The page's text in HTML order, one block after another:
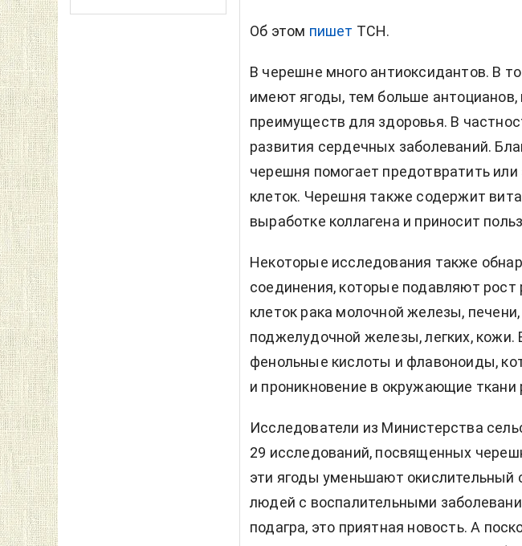
Об этом пишет ТСН.
В черешне много антиоксидантов. В
имеют ягоды, тем больше
преимуществ для здоровья. В
развития сердечных заболеваний.
черешня помогает предотвратить
клеток. Черешня также содержит
выработке коллагена и приносит
Некоторые исследования также
соединения, которые подавляют рост
клеток рака молочной железы,
поджелудочной железы, легких,
фенольные кислоты и флавоноиды,
и проникновение в окружающие ткани
Исследователи из Министерства
29 исследований, посвященных
эти ягоды уменьшают окислительный
людей с воспалительными
подагра, это приятная новость. А